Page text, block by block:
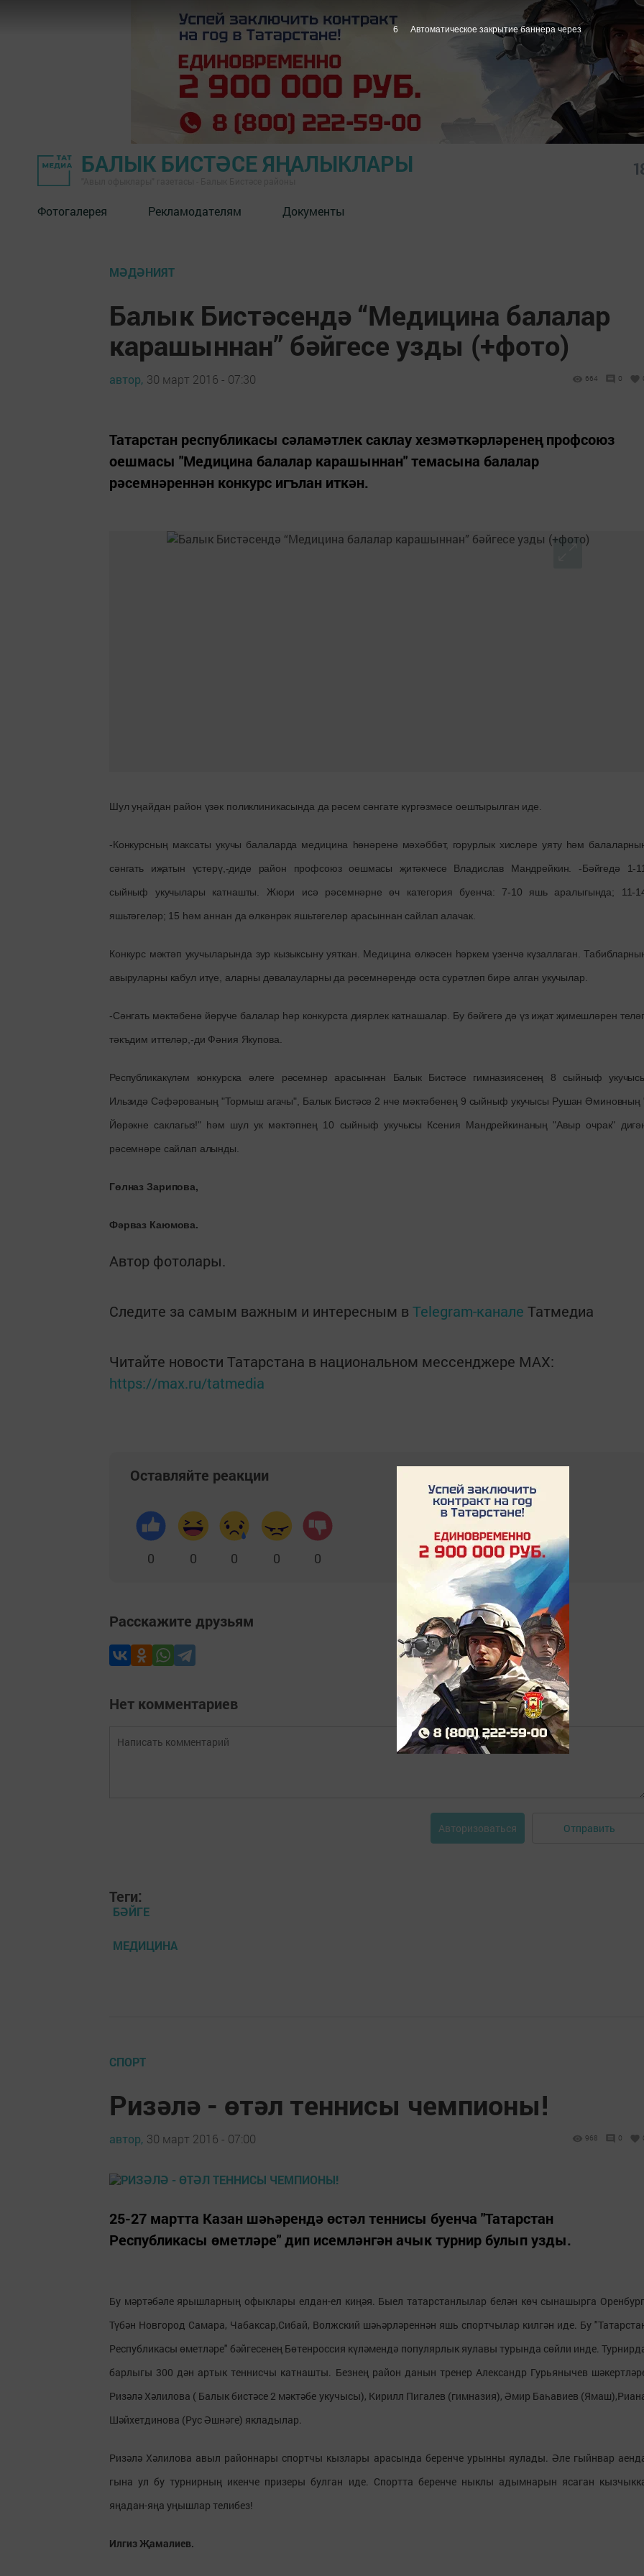
БАЛЫК БИСТӘСЕ ЯҢАЛЫКЛАРЫ
Фотогалерея Рекламодателям Документы
МӘДӘНИЯТ
Балык Бистәсендә “Медицина балалар
карашыннан” бәйгесе узды (+фото)
автор, 30 март 2016 - 07:30 664 0
Татарстан республикасы сәламәтлек саклау хезмәткәрләренең профсоюз
оешмасы "Медицина балалар карашыннан" темасына балалар
рәсемнәреннән конкурс игълан иткән.
Шул уңайдан район үзәк поликлиникасында да рәсем сәнгате күргәзмәсе оештырылган иде.
-Конкурсның максаты укучы балаларда медицина һөнәренә мәхәббәт, горурлык хисләре уяту һәм
сәнгать иҗатын үстерү,-диде район профсоюз оешмасы җитәкчесе Владислав Мандрейкин. -Бәйгедә 1-
сыйныф укучылары катнашты. Жюри исә рәсемнәрне өч категория буенча: 7-10 яшь аралыгында; 11-
яшьтәгеләр; 15 һәм аннан да өлкәнрәк яшьтәгеләр арасыннан сайлап алачак.
Конкурс мәктәп укучыларында зур кызыксыну уяткан. Медицина өлкәсен һәркем үзенчә күзаллаган.
авыруларны кабул итүе, аларны дәвалауларны да рәсемнәрендә оста сурәтләп бирә алган укучылар.
-Сәнгать мәктәбенә йөрүче балалар һәр конкурста диярлек катнашалар. Бу бәйгегә дә үз иҗат җимешләрен
тәкъдим иттеләр,-ди Фәния Якупова.
Республикакүләм конкурска әлеге рәсемнәр арасыннан Балык Бистәсе гимназиясенең 8 сыйныф
Ильзидә Сәфәрованың "Тормыш агачы", Балык Бистәсе 2 нче мәктәбенең 9 сыйныф укучысы Рушан Әминовның
Йөрәкне саклагыз!" һәм шул ук мәктәпнең 10 сыйныф укучысы Ксения Мандрейкинаның "Авыр очрак"
рәсемнәре сайлап алынды.
Гөлназ Зарипова,
Фәрваз Каюмова.
Автор фотолары.
Следите за самым важным и интересным в Telegram-канале Татмедиа
Читайте новости Татарстана в национальном мессенджере MАХ:
https://max.ru/tatmedia
Оставляйте реакции
0 0 0 0 0
Расскажите друзьям
Нет комментариев
Авторизоваться Отправить
Теги:
БӘЙГЕ
МЕДИЦИНА
СПОРТ
Ризәлә - өтәл теннисы чемпионы!
автор, 30 март 2016 - 07:00 968 0
25-27 мартта Казан шәһәрендә өстәл теннисы буенча "Татарстан
Республикасы өметләре" дип исемләнгән ачык турнир булып узды.
Бу мәртәбәле ярышларның офыклары елдан-ел киңәя. Быел татарстанлылар белән көч сынашырга
Түбән Новгород Самара, Чабаксар,Сибай, Волжский шәһәрләреннән яшь спортчылар килгән иде. Бу
Республикасы өметләре" бәйгесенең Бөтенроссия күләмендә популярлык яулавы турында сөйли инде.
барлыгы 300 дән артык теннисчы катнашты. Безнең район данын тренер Александр Гурьянычев
Ризәлә Хәлилова ( Балык бистәсе 2 мәктәбе укучысы), Кирилл Пигалев (гимназия), Әмир Баһавиев
Шәйхетдинова (Рус Әшнәге) якладылар.
Ризәлә Хәлилова авыл районнары спортчы кызлары арасында беренче урынны яулады. Әле гыйнвар
гына ул бу турнирның икенче призеры булган иде. Спортта беренче ныклы адымнарын ясаган
яңадан-яңа уңышлар телибез!
Илгиз Җамалиев.
5 Автоматическое закрытие баннера через